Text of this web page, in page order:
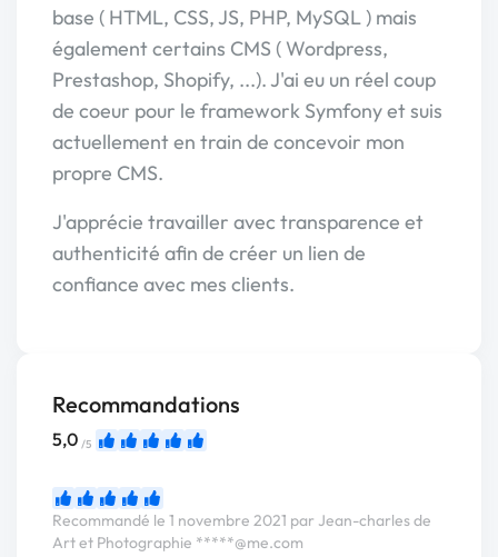
base ( HTML, CSS, JS, PHP, MySQL ) mais
également certains CMS ( Wordpress,
Prestashop, Shopify, ...). J'ai eu un réel coup
de coeur pour le framework Symfony et suis
actuellement en train de concevoir mon
propre CMS.
J'apprécie travailler avec transparence et
authenticité afin de créer un lien de
confiance avec mes clients.
Recommandations
5,0 /5
Recommandé le 1 novembre 2021 par Jean-charles de
Art et Photographie *****@me.com